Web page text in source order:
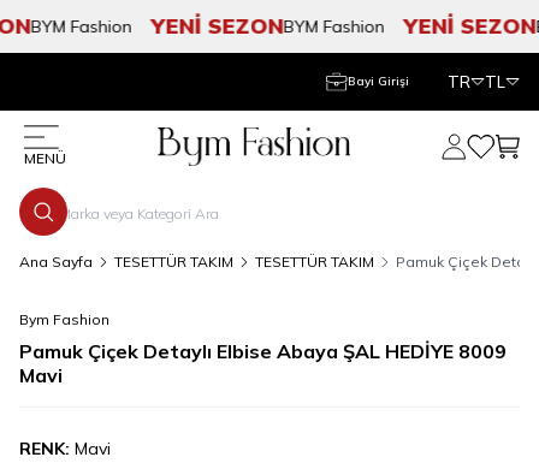
BYM Fashion YENİ SEZONBYM Fashion YENİ SEZON
Bayi Girişi TR TL
MENÜ
Hesabım
Ana Sayfa TESETTÜR TAKIM TESETTÜR TAKIM Pamuk Çiçek
Bym Fashion
Pamuk Çiçek Detaylı Elbise Abaya ŞAL HEDİYE 8009
Mavi
RENK: Mavi